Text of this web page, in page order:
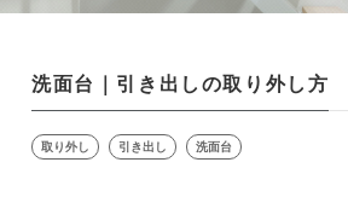
洗面台｜引き出しの取り外し方
取り外し 引き出し 洗面台